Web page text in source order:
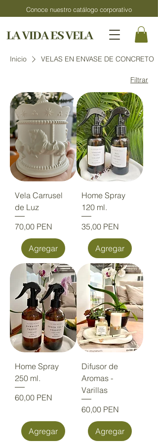
Conoce nuestro catálogo corporativo
Inicio VELAS EN ENVASE DE CONCRETO
Filtrar
Vela Carrusel
de Luz
Precio
70,00 PEN
Agregar
Home Spray
120 ml.
Precio
35,00 PEN
Agregar
Home Spray
250 ml.
Precio
60,00 PEN
Agregar
Difusor de
Aromas -
Varillas
Precio
60,00 PEN
Agregar